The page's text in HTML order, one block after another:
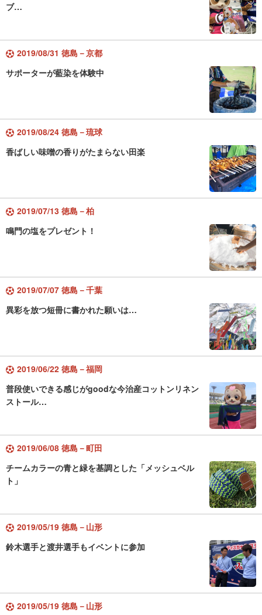
ブ…
2019/08/31 徳島－京都
サポーターが藍染を体験中
2019/08/24 徳島－琉球
香ばしい味噌の香りがたまらない田楽
2019/07/13 徳島－柏
鳴門の塩をプレゼント！
2019/07/07 徳島－千葉
異彩を放つ短冊に書かれた願いは…
2019/06/22 徳島－福岡
普段使いできる感じがgoodな今治産コットンリネン
ストール…
2019/06/08 徳島－町田
チームカラーの青と緑を基調とした「メッシュベル
ト」
2019/05/19 徳島－山形
鈴木選手と渡井選手もイベントに参加
2019/05/19 徳島－山形